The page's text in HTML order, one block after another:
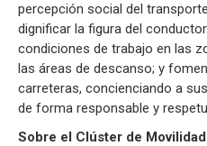
percepción social del
dignificar la figura del
condiciones de trabajo en las
las áreas de descanso; y
carreteras, concienciando a
de forma responsable y
Sobre el Clúster de